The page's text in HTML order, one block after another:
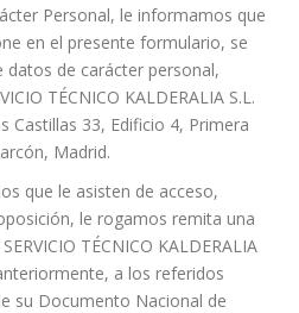
Personal, le informamos que
en el presente formulario, se
de carácter personal,
TÉCNICO KALDERALIA S.L.
Castillas 33, Edificio 4, Primera
Madrid.
que le asisten de acceso,
le rogamos remita una
TÉCNICO KALDERALIA
a los referidos
su Documento Nacional de